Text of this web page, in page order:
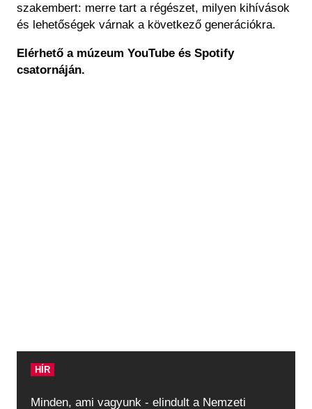
szakembert: merre tart a régészet, milyen kihívások
és lehetőségek várnak a következő generációkra.
Elérhető a múzeum YouTube és Spotify
csatornáján.
HÍR
Minden, ami vagyunk - elindult a Nemzeti